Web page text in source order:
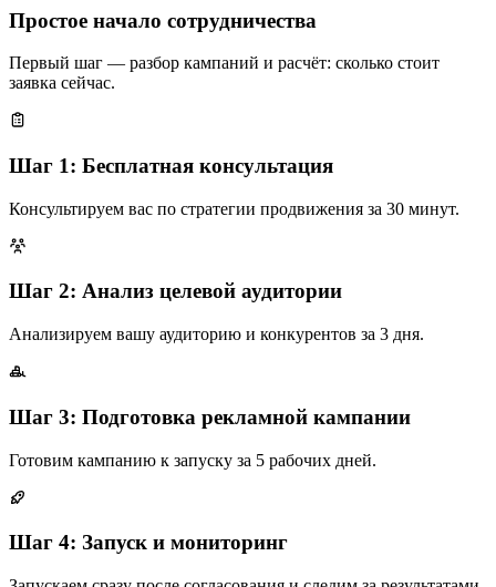
Простое начало сотрудничества
Первый шаг — разбор кампаний и расчёт: сколько стоит
заявка сейчас.
Шаг 1: Бесплатная консультация
Консультируем вас по стратегии продвижения за 30 минут.
Шаг 2: Анализ целевой аудитории
Анализируем вашу аудиторию и конкурентов за 3 дня.
Шаг 3: Подготовка рекламной кампании
Готовим кампанию к запуску за 5 рабочих дней.
Шаг 4: Запуск и мониторинг